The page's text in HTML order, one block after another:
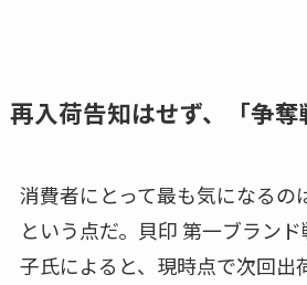
再入荷告知はせず、「争
消費者にとって最も気になるの
という点だ。貝印 第一ブラン
子氏によると、現時点で次回出